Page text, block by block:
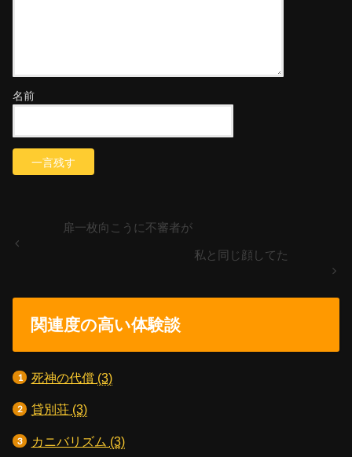
名前
扉一枚向こうに不審者が
私と同じ顔してた
関連度の高い体験談
死神の代償 (3)
貸別荘 (3)
カニバリズム (3)